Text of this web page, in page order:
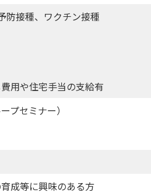
防接種、ワクチン接種
用や住宅手当の支給有
プセミナー）
成等に興味のある方